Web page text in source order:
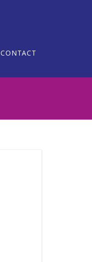
CONTACT